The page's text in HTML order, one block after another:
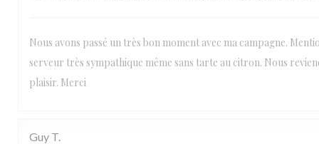
Nous avons passé un très bon moment avec ma campagne.
serveur très sympathique même sans tarte au citron. Nous
plaisir. Merci
Guy T